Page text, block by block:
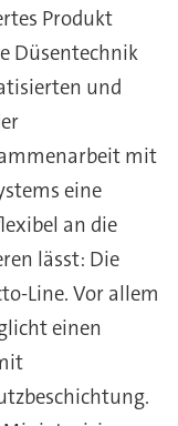
Produkt
Düsentechnik
und
mit
eine
an die
lässt: Die
Line. Vor allem
einen